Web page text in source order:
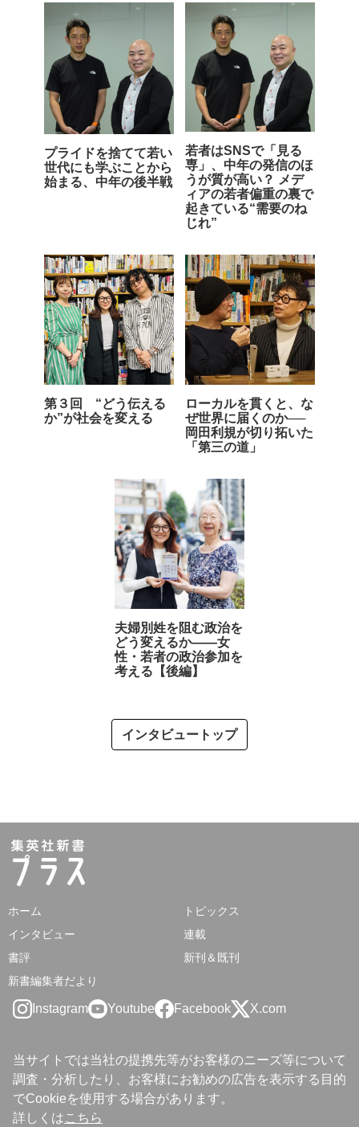
プライドを捨てて若い
世代にも学ぶことから
始まる、中年の後半戦
若者はSNSで「見る
専」、中年の発信のほ
うが質が高い？ メデ
ィアの若者偏重の裏で
起きている“需要のね
じれ”
第３回 “どう伝える
か”が社会を変える
ローカルを貫くと、な
ぜ世界に届くのか──
岡田利規が切り拓いた
「第三の道」
夫婦別姓を阻む政治を
どう変えるか――女
性・若者の政治参加を
考える【後編】
インタビュートップ
ホーム
トピックス
インタビュー
連載
書評
新刊＆既刊
新書編集者だより
Instagram Youtube Facebook X.com
当サイトでは当社の提携先等がお客様のニーズ等について
調査・分析したり、お客様にお勧めの広告を表示する目的
でCookieを使用する場合があります。
詳しくはこちら